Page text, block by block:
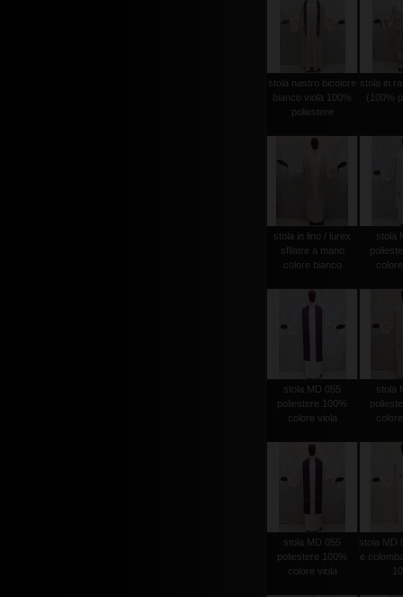
stola nastro bicolore
bianco viola 100%
poliestere
stola in
(100%
stola in lino / lurex
sfilatre a mano
colore bianco
stola
stola MD 055
poliestere 100%
colore viola
stola
stola MD 055
poliestere 100%
colore viola
stola MD
e